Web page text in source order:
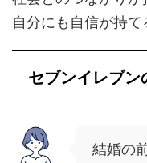
自分にも自信が持て
セブンイレブン
結婚の